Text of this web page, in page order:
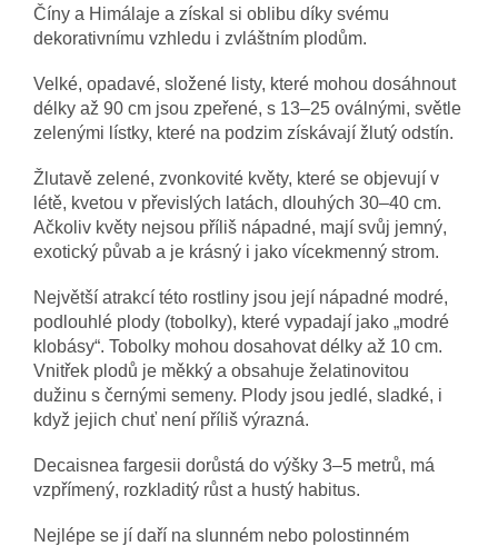
Číny a Himálaje a získal si oblibu díky svému
dekorativnímu vzhledu i zvláštním plodům.
Velké, opadavé, složené listy, které mohou dosáhnout
délky až 90 cm jsou zpeřené, s 13–25 oválnými, světle
zelenými lístky, které na podzim získávají žlutý odstín.
Žlutavě zelené, zvonkovité květy, které se objevují v
létě, kvetou v převislých latách, dlouhých 30–40 cm.
Ačkoliv květy nejsou příliš nápadné, mají svůj jemný,
exotický půvab a je krásný i jako vícekmenný strom.
Největší atrakcí této rostliny jsou její nápadné modré,
podlouhlé plody (tobolky), které vypadají jako „modré
klobásy“. Tobolky mohou dosahovat délky až 10 cm.
Vnitřek plodů je měkký a obsahuje želatinovitou
dužinu s černými semeny. Plody jsou jedlé, sladké, i
když jejich chuť není příliš výrazná.
Decaisnea fargesii dorůstá do výšky 3–5 metrů, má
vzpřímený, rozkladitý růst a hustý habitus.
Nejlépe se jí daří na slunném nebo polostinném